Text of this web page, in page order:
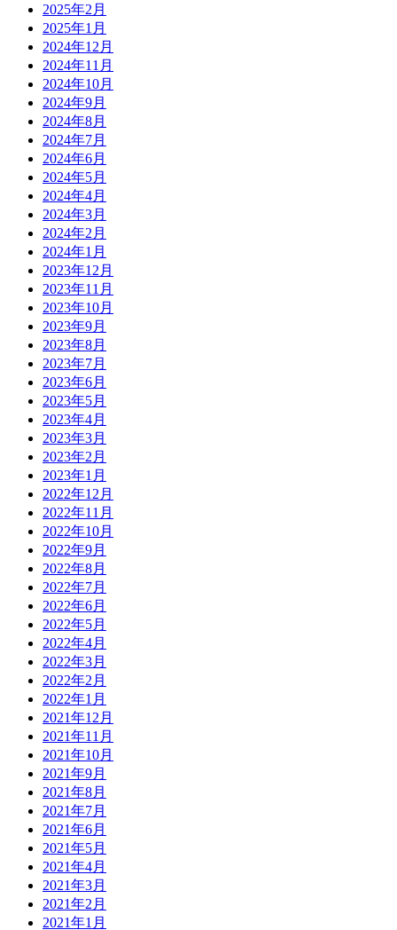
2025年2月
2025年1月
2024年12月
2024年11月
2024年10月
2024年9月
2024年8月
2024年7月
2024年6月
2024年5月
2024年4月
2024年3月
2024年2月
2024年1月
2023年12月
2023年11月
2023年10月
2023年9月
2023年8月
2023年7月
2023年6月
2023年5月
2023年4月
2023年3月
2023年2月
2023年1月
2022年12月
2022年11月
2022年10月
2022年9月
2022年8月
2022年7月
2022年6月
2022年5月
2022年4月
2022年3月
2022年2月
2022年1月
2021年12月
2021年11月
2021年10月
2021年9月
2021年8月
2021年7月
2021年6月
2021年5月
2021年4月
2021年3月
2021年2月
2021年1月